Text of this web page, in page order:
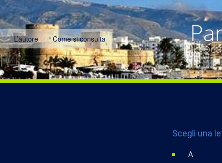
Il
L’autore Come si consulta
Scegli una
A